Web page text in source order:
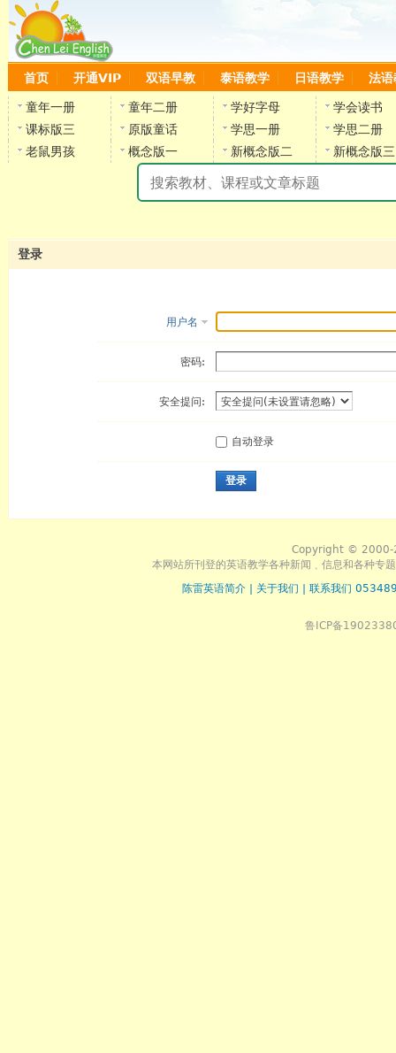
首页 开通VIP 双语早教 泰语教学 日语教学 法语
童年一册 童年二册 学好字母
学会读书
课标版三
原版童话 学思一册
学思二册
老鼠男孩
概念版一 新概念版二 新概念版三
登录
用户名
密码:
安全提问:
自动登录
登录
Copyright © 2000-
本网站所刊登的英语教学各种新闻﹑信息和各种专
陈雷英语简介
关于我们 联系我们
鲁ICP备